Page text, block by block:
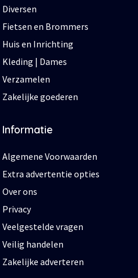
Diversen
Fietsen en Brommers
Huis en Inrichting
Kleding | Dames
Verzamelen
Zakelijke goederen
Informatie
Algemene Voorwaarden
Extra advertentie opties
Over ons
Privacy
Veelgestelde vragen
Veilig handelen
Zakelijke adverteren